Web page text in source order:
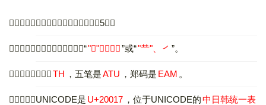
〔𠀗〕字拼音是，部首是一，总笔画是5画。
〔𠀗〕字是上下结构，可拆字为“"𠀗"、艹、丆”或“"龷" 、㇒ ”。
〔𠀗〕字仓颉码是TH ，五笔是ATU ，郑码是 EAM 。
〔𠀗〕字的UNICODE是 U+20017 ，位于UNICODE的中日韩统一表